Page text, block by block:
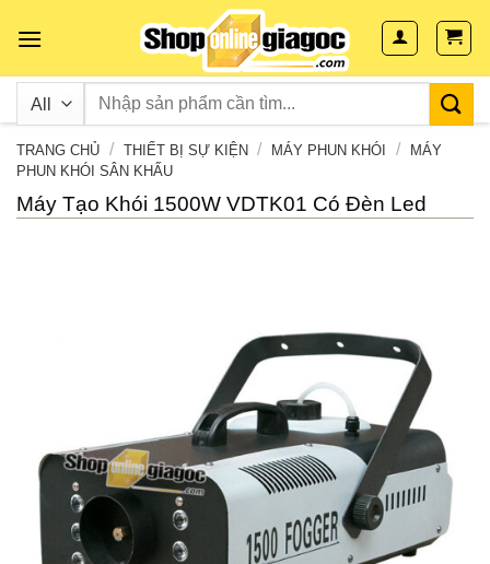
TRANG CHỦ / THIẾT BỊ SỰ KIỆN / MÁY PHUN KHÓI /
MÁY
PHUN KHÓI SÂN KHẤU
Máy Tạo Khói 1500W VDTK01 Có Đèn Led